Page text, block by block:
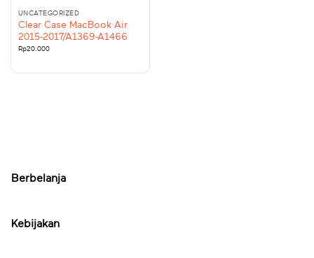
UNCATEGORIZED
Clear Case MacBook Air
2015-2017/A1369-A1466
Rp20.000
Berbelanja
Kebijakan